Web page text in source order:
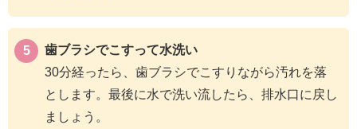
歯ブラシでこすって水洗い
30分経ったら、歯ブラシでこすりながら汚れを落
とします。最後に水で洗い流したら、排水口に戻し
ましょう。